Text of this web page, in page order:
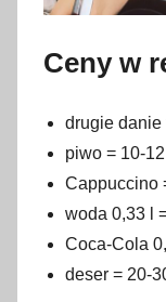
Ceny w
drugie danie
piwo = 10-
Cappuccino
woda 0,33 l
Coca-Cola
deser = 20-